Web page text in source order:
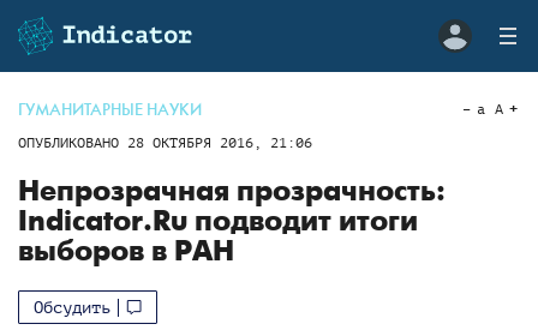
ГУМАНИТАРНЫЕ НАУКИ
ОПУБЛИКОВАНО 28 ОКТЯБРЯ 2016, 21:06
a A
Непрозрачная прозрачность:
Indicator.Ru подводит итоги
выборов в РАН
Обсудить